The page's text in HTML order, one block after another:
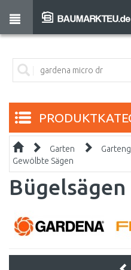
Garten
Gewölbte Sägen
Bügelsägen